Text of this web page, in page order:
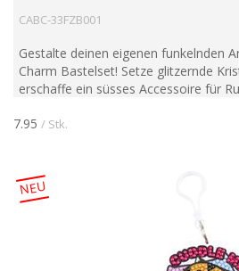
CABC-33FZB001
Gestalte deinen eigenen funkelnden
Charm Bastelset! Setze glitzernde
erschaffe ein süsses Accessoire für
7.95 / Stk.
NEU